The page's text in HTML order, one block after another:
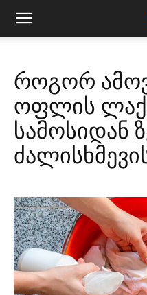
როგორ
ოფლის
სამოსიდან